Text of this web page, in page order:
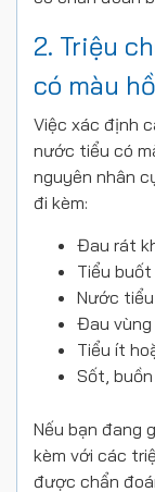
2. Triệu
có màu
Việc xác định
nước tiểu có
nguyên nhân
đi kèm:
Đau rát
Tiểu buốt
Nước
Đau
Tiểu ít
Sốt,
Nếu bạn đang
kèm với các
được chẩn